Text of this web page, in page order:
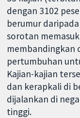
dengan 3102
berumur
sorotan
pertumbuhan
Kajian-kajian
dan kerapkali di
dijalankan di
tinggi.